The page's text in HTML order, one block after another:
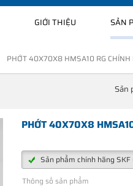
GIỚI THIỆU SẢN
PHỚT 40X70X8 HMSA10 RG CHÍNH
Sản
PHỚT 40X70X8
Sản phẩm chính hãng SKF
Thông số sản phẩm